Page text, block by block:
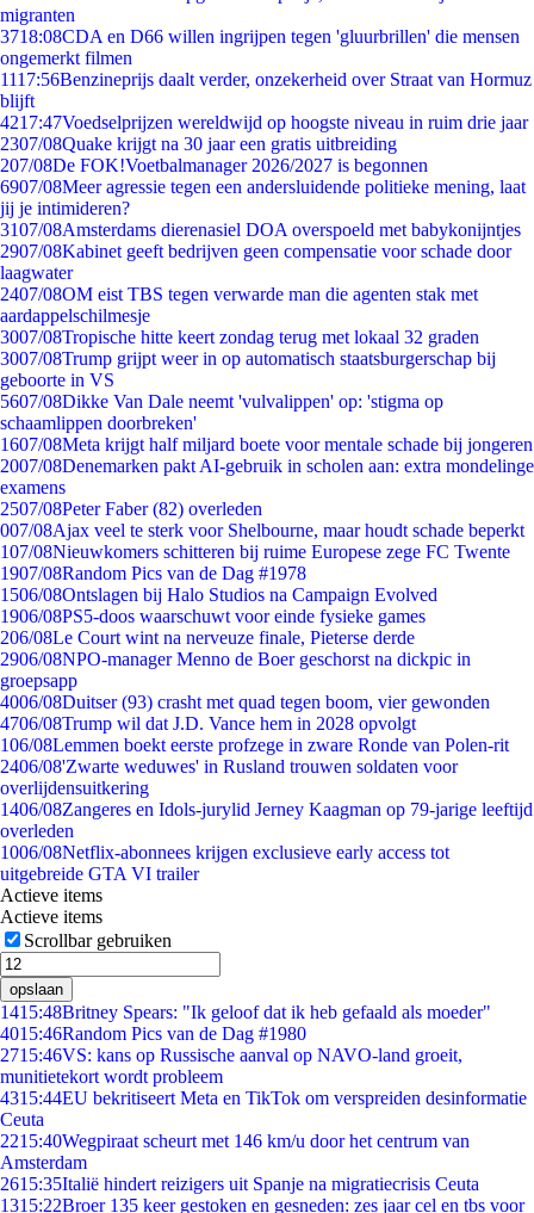
migranten
3718:08CDA en D66 willen ingrijpen tegen 'gluurbrillen' die mensen
ongemerkt filmen
1117:56Benzineprijs daalt verder, onzekerheid over Straat van Hormuz
blijft
4217:47Voedselprijzen wereldwijd op hoogste niveau in ruim drie jaar
2307/08Quake krijgt na 30 jaar een gratis uitbreiding
207/08De FOK!Voetbalmanager 2026/2027 is begonnen
6907/08Meer agressie tegen een andersluidende politieke mening, laat
jij je intimideren?
3107/08Amsterdams dierenasiel DOA overspoeld met babykonijntjes
2907/08Kabinet geeft bedrijven geen compensatie voor schade door
laagwater
2407/08OM eist TBS tegen verwarde man die agenten stak met
aardappelschilmesje
3007/08Tropische hitte keert zondag terug met lokaal 32 graden
3007/08Trump grijpt weer in op automatisch staatsburgerschap bij
geboorte in VS
5607/08Dikke Van Dale neemt 'vulvalippen' op: 'stigma op
schaamlippen doorbreken'
1607/08Meta krijgt half miljard boete voor mentale schade bij jongeren
2007/08Denemarken pakt AI-gebruik in scholen aan: extra mondelinge
examens
2507/08Peter Faber (82) overleden
007/08Ajax veel te sterk voor Shelbourne, maar houdt schade beperkt
107/08Nieuwkomers schitteren bij ruime Europese zege FC Twente
1907/08Random Pics van de Dag #1978
1506/08Ontslagen bij Halo Studios na Campaign Evolved
1906/08PS5-doos waarschuwt voor einde fysieke games
206/08Le Court wint na nerveuze finale, Pieterse derde
2906/08NPO-manager Menno de Boer geschorst na dickpic in
groepsapp
4006/08Duitser (93) crasht met quad tegen boom, vier gewonden
4706/08Trump wil dat J.D. Vance hem in 2028 opvolgt
106/08Lemmen boekt eerste profzege in zware Ronde van Polen-rit
2406/08'Zwarte weduwes' in Rusland trouwen soldaten voor
overlijdensuitkering
1406/08Zangeres en Idols-jurylid Jerney Kaagman op 79-jarige leeftijd
overleden
1006/08Netflix-abonnees krijgen exclusieve early access tot
uitgebreide GTA VI trailer
Actieve items
Actieve items
Scrollbar gebruiken
opslaan
1415:48Britney Spears: "Ik geloof dat ik heb gefaald als moeder"
4015:46Random Pics van de Dag #1980
2715:46VS: kans op Russische aanval op NAVO-land groeit,
munitietekort wordt probleem
4315:44EU bekritiseert Meta en TikTok om verspreiden desinformatie
Ceuta
2215:40Wegpiraat scheurt met 146 km/u door het centrum van
Amsterdam
2615:35Italië hindert reizigers uit Spanje na migratiecrisis Ceuta
1315:22Broer 135 keer gestoken en gesneden: zes jaar cel en tbs voor